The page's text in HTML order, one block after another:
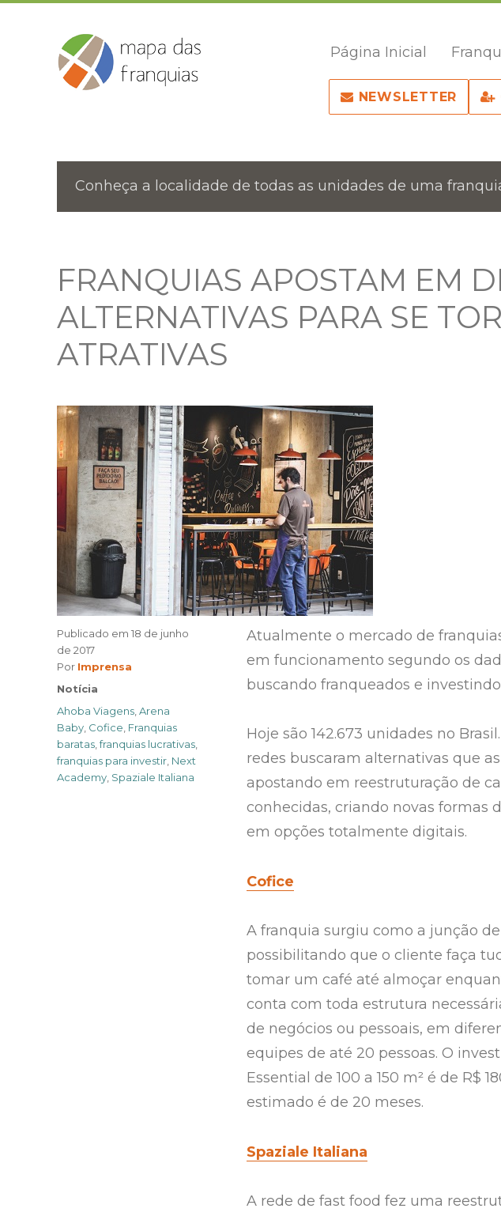
Página Inicial
NEWSLETTER
Conheça a localidade de todas as unidades de uma
FRANQUIAS APOSTAM EM
ALTERNATIVAS PARA SE
ATRATIVAS
Atualmente o mercado de
em funcionamento segundo os
buscando franqueados e
Hoje são 142.673 unidades no
redes buscaram alternativas que
apostando em reestruturação de
conhecidas, criando novas formas
em opções totalmente digitais.
Cofice
A franquia surgiu como a junção
possibilitando que o cliente faça
tomar um café até almoçar
conta com toda estrutura
de negócios ou pessoais, em
equipes de até 20 pessoas. O
Essential de 100 a 150 m² é de R$
estimado é de 20 meses.
Spaziale Italiana
A rede de fast food fez uma
Publicado em 18 de junho
de 2017
Por Author
Imprensa
Categories
Notícia
Tags
Ahoba Viagens Arena
Baby Cofice Franquias
baratas ,franquias lucrativas
franquias para investir Next
Academy Spaziale Italiana